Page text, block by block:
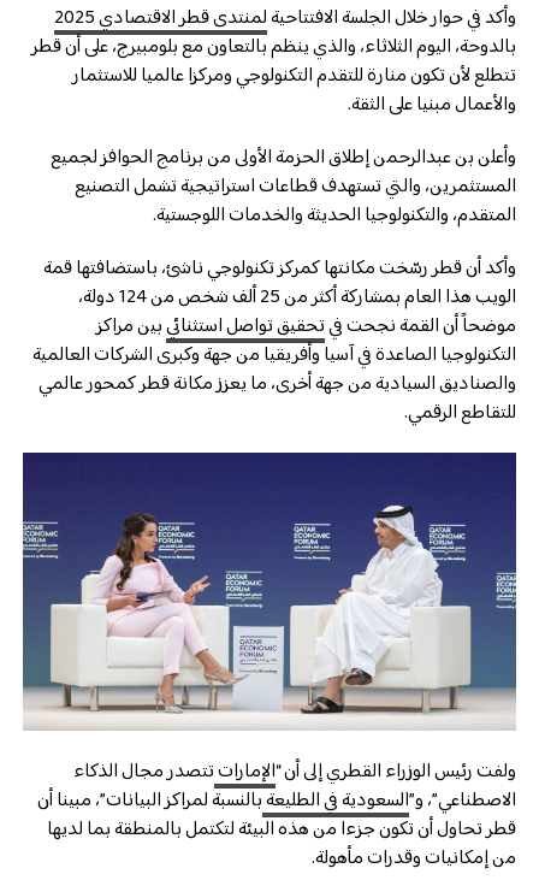
وأكد في حوار خلال الجلسة الافتتاحيةلمنتدى قطر الاقتصادي 2025
بالدوحة، اليوم الثلاثاء، والذي ينظم بالتعاون مع بلومبيرج، على أن قطر
تتطلع لأن تكون منارة للتقدم التكنولوجي ومركزا عالميا للاستثمار
والأعمال مبنيا على الثقة.
وأعلن بن عبدالرحمن إطلاق الحزمة الأولى من برنامج الحوافز لجميع
المستثمرين، والتي تستهدف قطاعات استراتيجية تشمل التصنيع
المتقدم، والتكنولوجيا الحديثة والخدمات اللوجستية.
وأكد أن قطر رسّخت مكانتها كمركز تكنولوجي ناشئ، باستضافتها قمة
الويب هذا العام بمشاركة أكثر من 25 ألف شخص من 124 دولة،
موضحاً أن القمة نجحت فيتحقيق تواصل استثنائيبين مراكز
التكنولوجيا الصاعدة في آسيا وأفريقيا من جهة وكبرى الشركات العالمية
والصناديق السيادية من جهة أخرى، ما يعزز مكانة قطر كمحور عالمي
للتقاطع الرقمي.
ولفت رئيس الوزراء القطري إلى أن “الإماراتتتصدر مجال الذكاء
الاصطناعي”، و”السعودية في الطليعةبالنسبة لمراكز البيانات”، مبينا أن
قطر تحاول أن تكون جزءا من هذه البيئة لتكتمل بالمنطقة بما لديها
من إمكانيات وقدرات مأهولة.